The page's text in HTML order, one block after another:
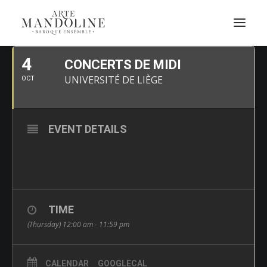
OCTOBRE, 2018
4
OCT
CONCERTS DE MIDI
UNIVERSITÉ DE LIÈGE
EVENT DETAILS
TIME
(Thursday) 12:00 am - 11:59 pm
CALENDAR GOOGLECAL